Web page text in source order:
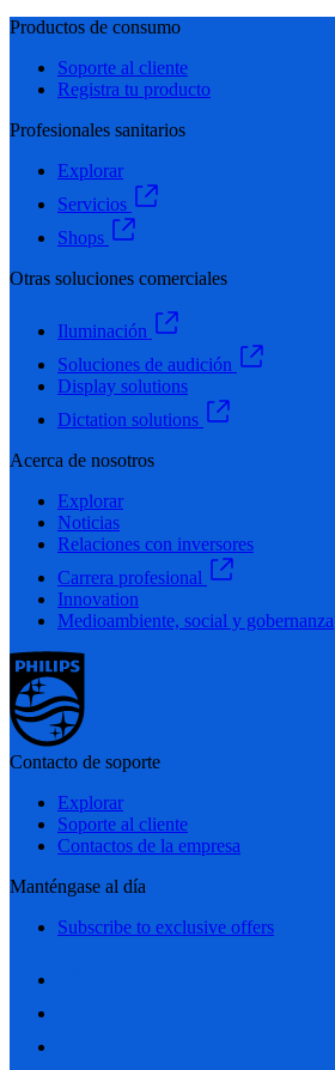
Productos de consumo
Soporte al cliente
Registra tu producto
Profesionales sanitarios
Explorar
Servicios
Shops
Otras soluciones comerciales
Iluminación
Soluciones de audición
Display solutions
Dictation solutions
Acerca de nosotros
Explorar
Noticias
Relaciones con inversores
Carrera profesional
Innovation
Medioambiente, social y gobernanza
Contacto de soporte
Explorar
Soporte al cliente
Contactos de la empresa
Manténgase al día
Subscribe to exclusive offers